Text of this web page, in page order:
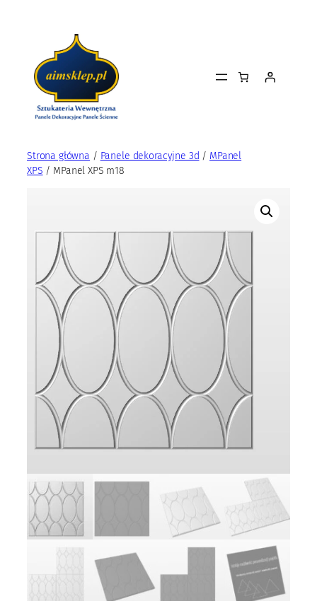
Strona główna / Panele dekoracyjne 3d / MPanel
XPS / MPanel XPS m18